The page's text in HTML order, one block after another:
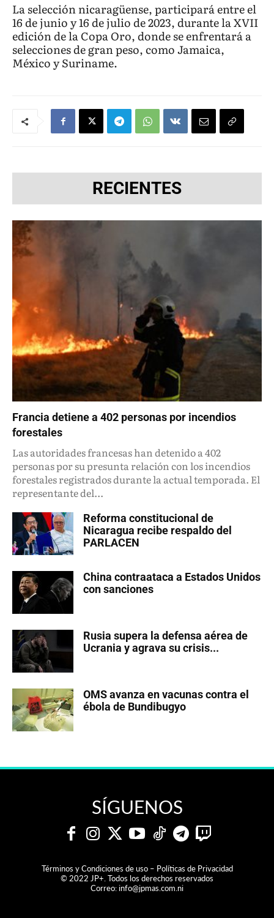
La selección nicaragüense, participará entre el
16 de junio y 16 de julio de 2023, durante la XVII
edición de la Copa Oro, donde se enfrentará a
selecciones de gran peso, como Jamaica,
México y Suriname.
RECIENTES
Francia detiene a 402 personas por incendios
forestales
Las autoridades francesas han detenido a 402
personas por su presunta relación con los incendios
forestales registrados durante la actual temporada. El
representante del...
Reforma constitucional de
Nicaragua recibe respaldo del
PARLACEN
China contraataca a Estados Unidos
con sanciones
Rusia supera la defensa aérea de
Ucrania y agrava su crisis...
OMS avanza en vacunas contra el
ébola de Bundibugyo
SÍGUENOS
Términos y Condiciones de uso – Políticas de Privacidad
© 2022 JP+. Todos los derechos reservados
Correo:info@jpmas.com.ni